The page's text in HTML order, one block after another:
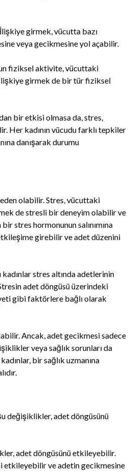
girmek, vücutta bazı
veya gecikmesine yol açabilir.
fiziksel aktivite, vücuttaki
girmek de bir tür fiziksel
bir etkisi olmasa da, stres,
Her kadının vücudu farklı tepkiler
danışarak durumu
olabilir. Stres, vücuttaki
de stresli bir deneyim olabilir ve
stres hormonunun salınımına
girebilir ve adet düzenini
stres altında adetlerinin
adet döngüsü üzerindeki
gibi faktörlere bağlı olarak
Ancak, adet gecikmesi sadece
veya sağlık sorunları da
bir sağlık uzmanına
değişiklikler, adet döngüsünü
adet döngüsünü etkileyebilir.
etkileyebilir ve adetin gecikmesine